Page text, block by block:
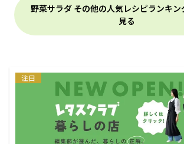
野菜サラダ その他の人気レシピランキン
見る
注目